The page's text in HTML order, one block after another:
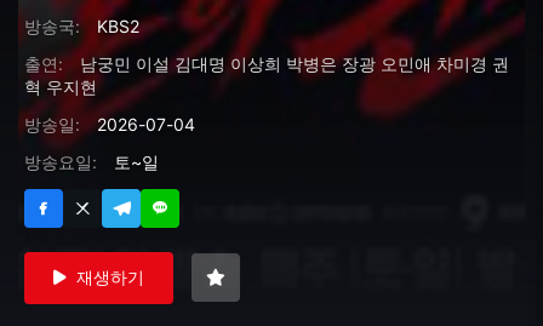
방송국:
KBS2
출연:
남궁민 이설 김대명 이상희 박병은 장광 오민애 차미경 권
혁 우지현
방송일:
2026-07-04
방송요일:
토~일
재생하기